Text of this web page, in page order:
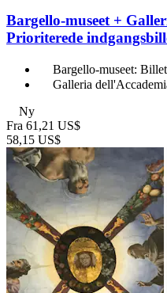
Bargello-museet +
Prioriterede
Bargello-museet:
Galleria
Ny
Fra 61,21 US$
58,15 US$